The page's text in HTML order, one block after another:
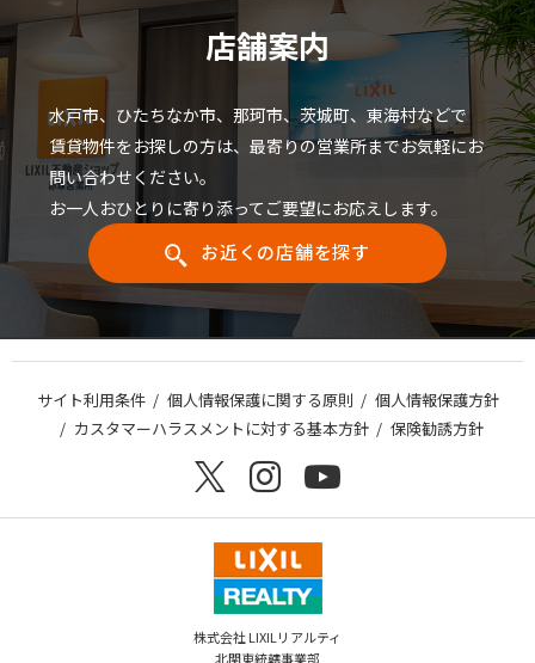
子メールアドレス等により特定の個人を識別することができるもの。
②その情報のみでは特定の個人を識別できないが、他の情報と容易に照合
することができ、この照合により特定の個人を識別できることとなる情
③個人識別符号（個人情報の保護に関する法律（以下、「個人情報保護
法」といいます。）第2条第2項）が含まれるもの。
(2) 個人データとは、個人情報データベース等（個人情報保護法第16条第1
項）を構成する個人情報をいいます。
2. 個人情報の取得、利用目的
(1) 当社は、お客様ご本人の個人情報について、次の利用目的の達成に必要
な範囲内で、適法かつ適正な手段により取得し、利用いたします。
➀ 当社の取り扱う商品やサービスに関連し、お客様にとって魅力的で、価
値のあるサービスを提供するため。
②お客様から請求された当社商品に関連する資料、カタログ等をお届けす
④各種キャンペーンのお知らせや当選したプレゼントをお届けするため。
⑤当社もしくは当社商品・サービスに関連してお客様から寄せられたご意
見、ご要望にお応えするため。
⑥当社商品・サービスのアフターサービス、メンテナンス等、その他お客
様と接触する必要が生じたとき。
店舗案内
水戸市、ひたちなか市、那珂市、茨城町、東海村などで
賃貸物件をお探しの方は、最寄りの営業所までお気軽にお
問い合わせください。
お一人おひとりに寄り添ってご要望にお応えします。
お近くの店舗を探す
サイト利用条件 個人情報保護に関する原則
個人情報保護方針
カスタマーハラスメントに対する基本方針
保険勧誘方針
株式会社 LIXILリアルティ
北関東統轄事業部